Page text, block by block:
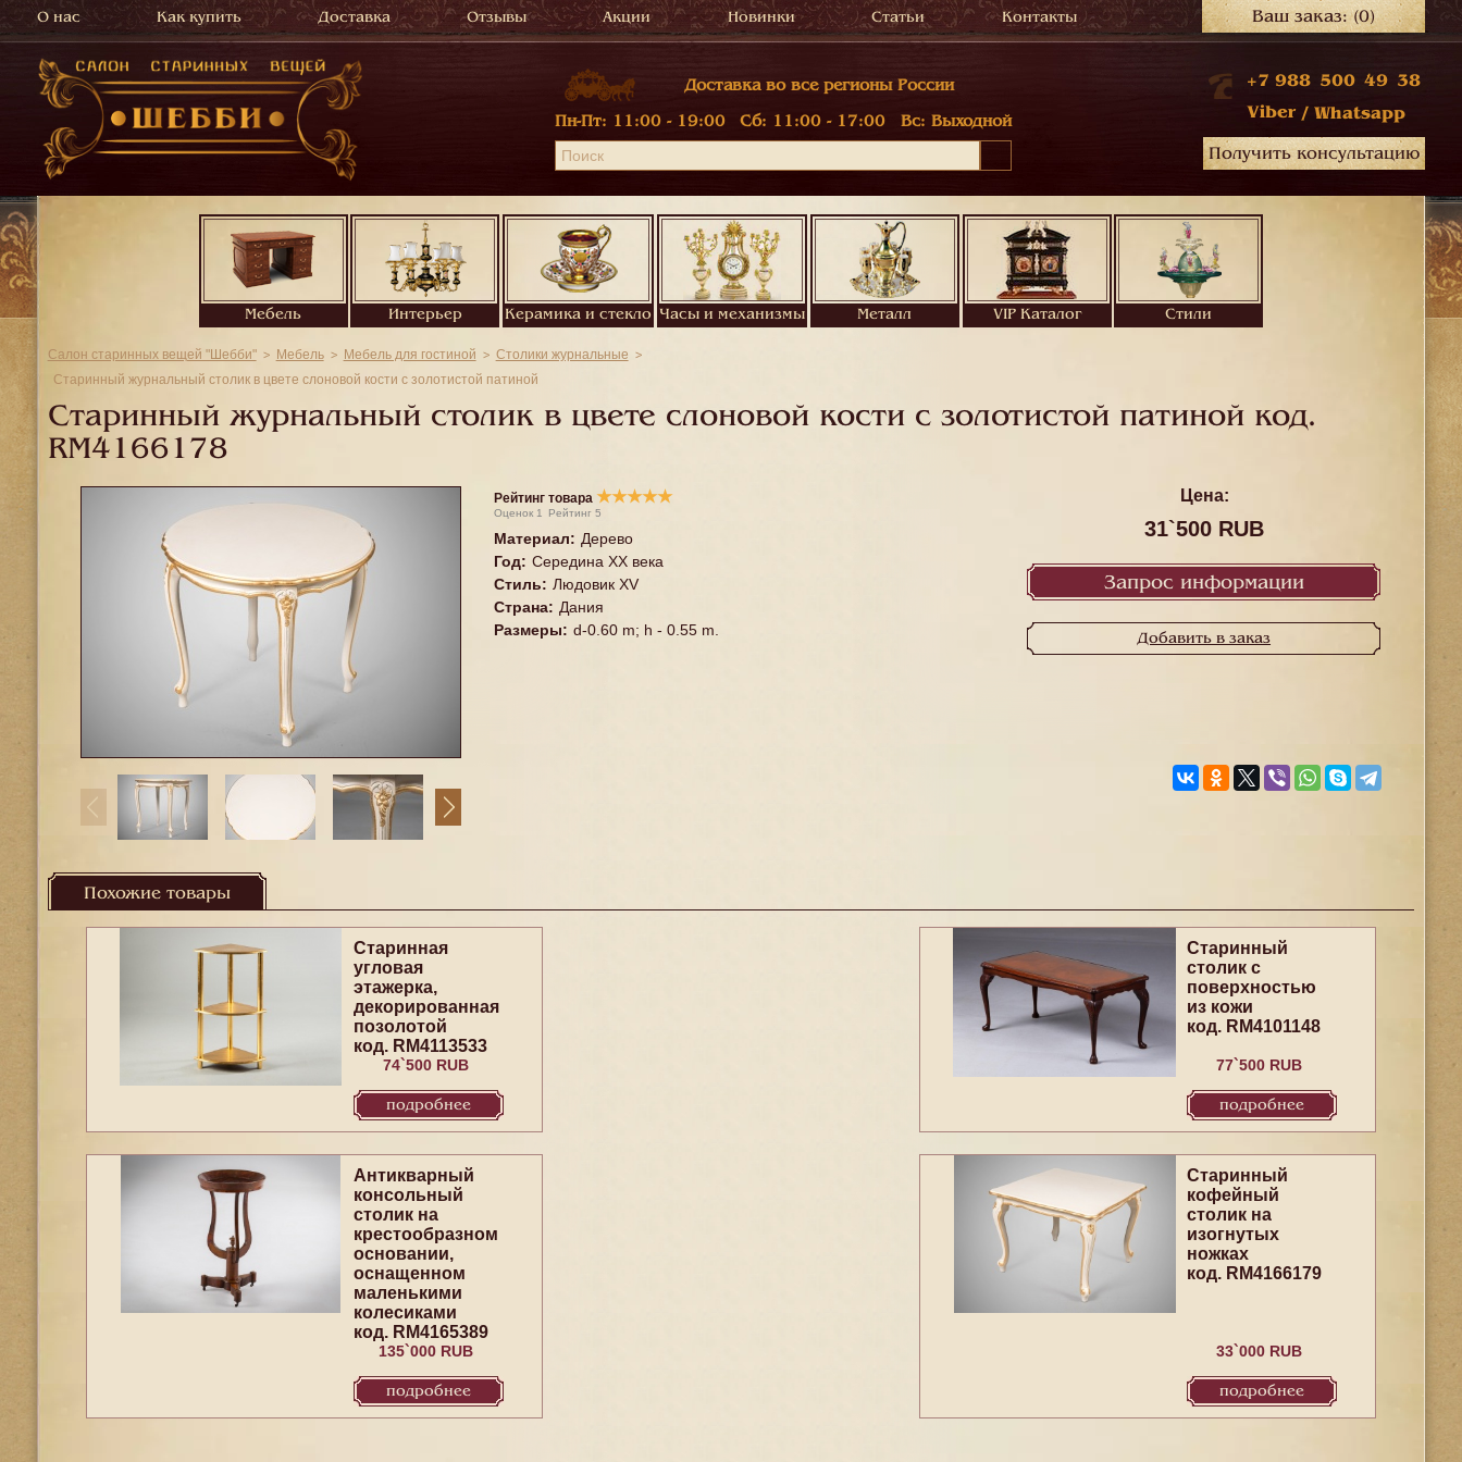
О нас Как купить Доставка Отзывы Акции Новинки Статьи Контакты Ваш заказ:(0)
Доставка во все регионы России
Пн-Пт: 11:00 - 19:00 Сб: 11:00 - 17:00 Вс: Выходной
+7 988 500 49 38
Viber / Whatsapp
Получить консультацию
Мебель Интерьер Керамика и стекло Часы и механизмы Металл VIP Каталог Стили
Салон старинных вещей "Шебби" Мебель Мебель для гостиной
Столики журнальные
Старинный журнальный столик в цвете слоновой кости с золотистой патиной
Старинный журнальный столик в цвете слоновой кости с золотистой патиной код.
RM4166178
Рейтинг товара ★★★★★
Оценок 1 Рейтинг 5
Материал: Дерево
Год: Середина XX векa
Стиль: Людовик XV
Страна: Дания
Размеры: d-0.60 m; h - 0.55 m.
Цена:
31`500 RUB
Запрос информации
Добавить в заказ
Похожие товары
Старинная
угловая
этажерка,
декорированная
позолотой
код. RM4113533
74`500 RUB
подробнее
Старинный
столик с
поверхностью
из кожи
код. RM4101148
77`500 RUB
подробнее
Антикварный
консольный
столик на
крестообразном
основании,
оснащенном
маленькими
колесиками
код. RM4165389
135`000 RUB
подробнее
Старинный
кофейный
столик на
изогнутых
ножках
код. RM4166179
33`000 RUB
подробнее